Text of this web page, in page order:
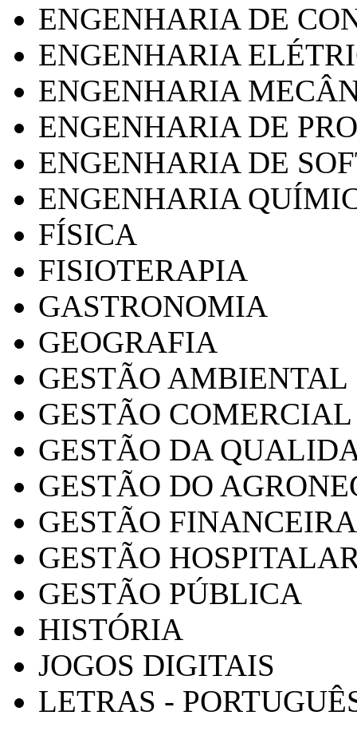
ENGENHARIA DE
ENGENHARIA
ENGENHARIA
ENGENHARIA DE
ENGENHARIA DE
ENGENHARIA
FÍSICA
FISIOTERAPIA
GASTRONOMIA
GEOGRAFIA
GESTÃO AMBIENTAL
GESTÃO COMERCIAL
GESTÃO DA
GESTÃO DO
GESTÃO FINANCEIRA
GESTÃO
GESTÃO PÚBLICA
HISTÓRIA
JOGOS DIGITAIS
LETRAS -